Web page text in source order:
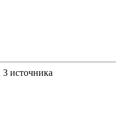
3 источника